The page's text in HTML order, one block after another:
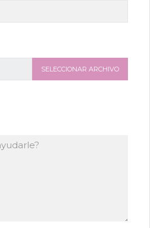
SELECCIONAR ARCHIVO